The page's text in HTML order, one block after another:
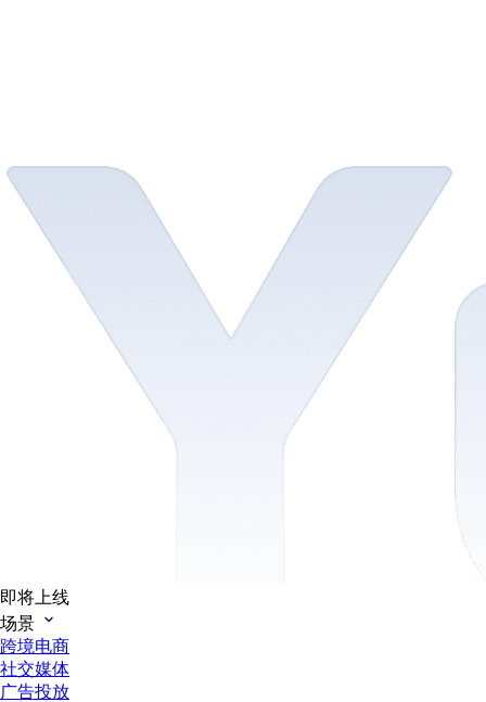
即将上线
场景
跨境电商
社交媒体
广告投放